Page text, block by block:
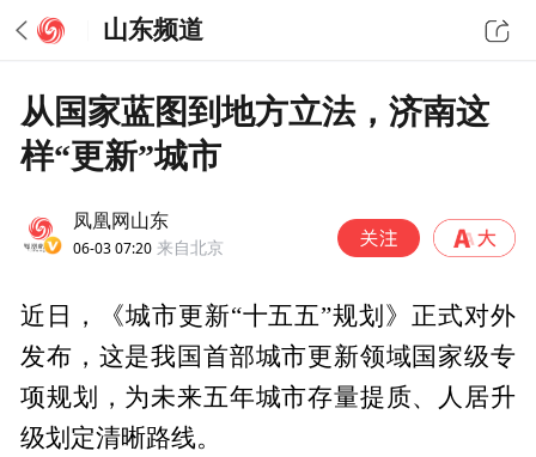
山东频道
从国家蓝图到地方立法，济南这
样“更新”城市
凤凰网山东
06-03 07:20 来自北京
近日，《城市更新“十五五”规划》正式对外
发布，这是我国首部城市更新领域国家级专
项规划，为未来五年城市存量提质、人居升
级划定清晰路线。